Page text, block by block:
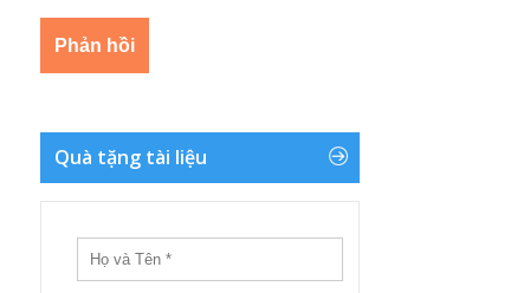
Quà tặng tài liệu